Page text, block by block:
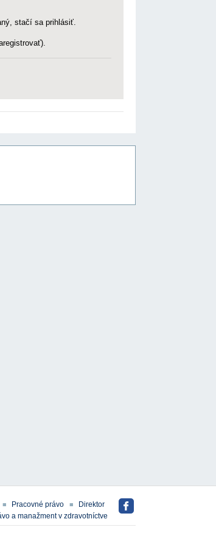
stačí sa prihlásiť.
Pracovné právo
Direktor
a manažment v zdravotníctve